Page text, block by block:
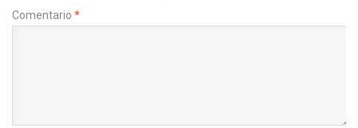
Comentario *